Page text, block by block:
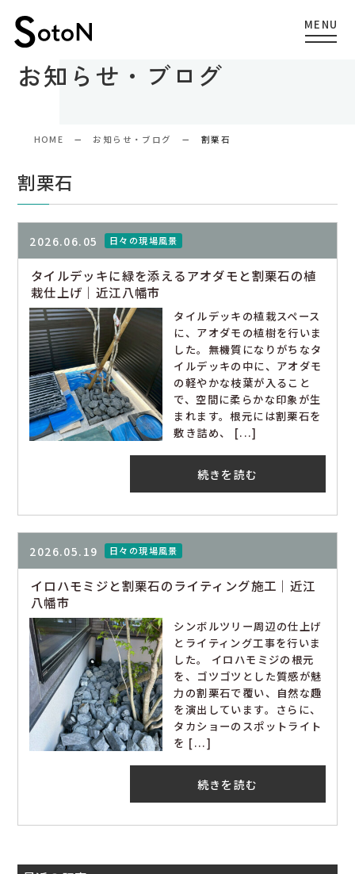
お知らせ・ブログ
HOME お知らせ・ブログ 割栗石
割栗石
2026.06.05 日々の現場風景
タイルデッキに緑を添えるアオダモと割栗石の植
栽仕上げ｜近江八幡市
タイルデッキの植栽スペース
に、アオダモの植樹を行いま
した。無機質になりがちなタ
イルデッキの中に、アオダモ
の軽やかな枝葉が入ること
で、空間に柔らかな印象が生
まれます。根元には割栗石を
敷き詰め、 [...]
続きを読む
2026.05.19 日々の現場風景
イロハモミジと割栗石のライティング施工｜近江
八幡市
シンボルツリー周辺の仕上げ
とライティング工事を行いま
した。 イロハモミジの根元
を、ゴツゴツとした質感が魅
力の割栗石で覆い、自然な趣
を演出しています。さらに、
タカショーのスポットライト
を [...]
続きを読む